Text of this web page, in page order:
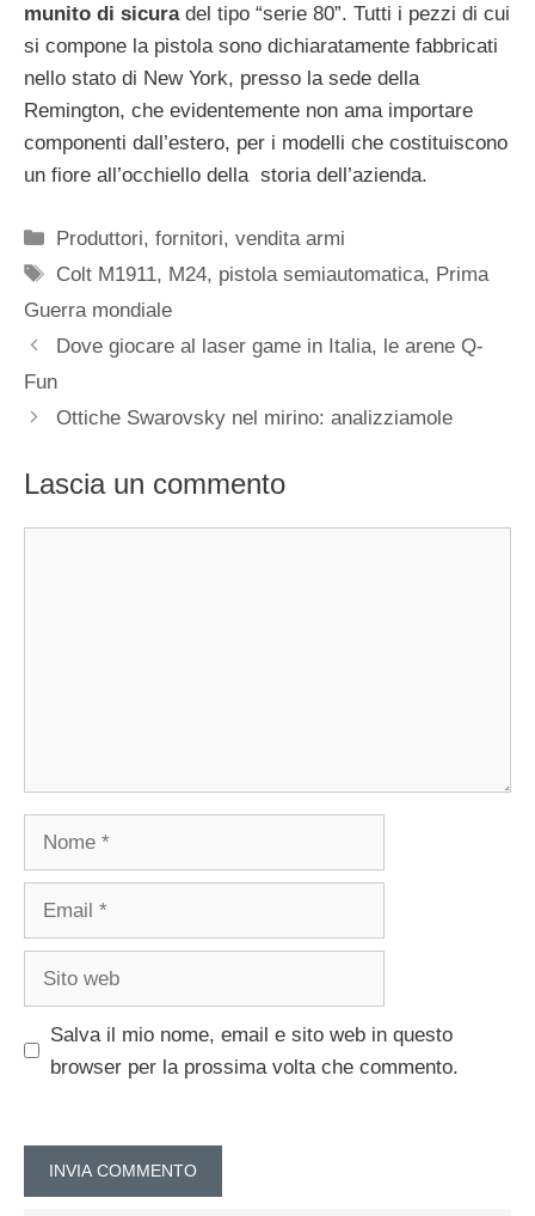
munito di sicuradel tipo “serie 80”. Tutti i pezzi di cui
si compone la pistola sono dichiaratamente fabbricati
nello stato di New York, presso la sede della
Remington, che evidentemente non ama importare
componenti dall’estero, per i modelli che costituiscono
un fiore all’occhiello della storia dell’azienda.
Categorie
Produttori, fornitori, vendita armi
Tag
Colt M1911, M24, pistola semiautomatica, Prima
Guerra mondiale
Dove giocare al laser game in Italia, le arene Q-
Fun
Ottiche Swarovsky nel mirino: analizziamole
Lascia un commento
Nome
Email
Sito
Salva il mio nome, email e sito web in questo
browser per la prossima volta che commento.